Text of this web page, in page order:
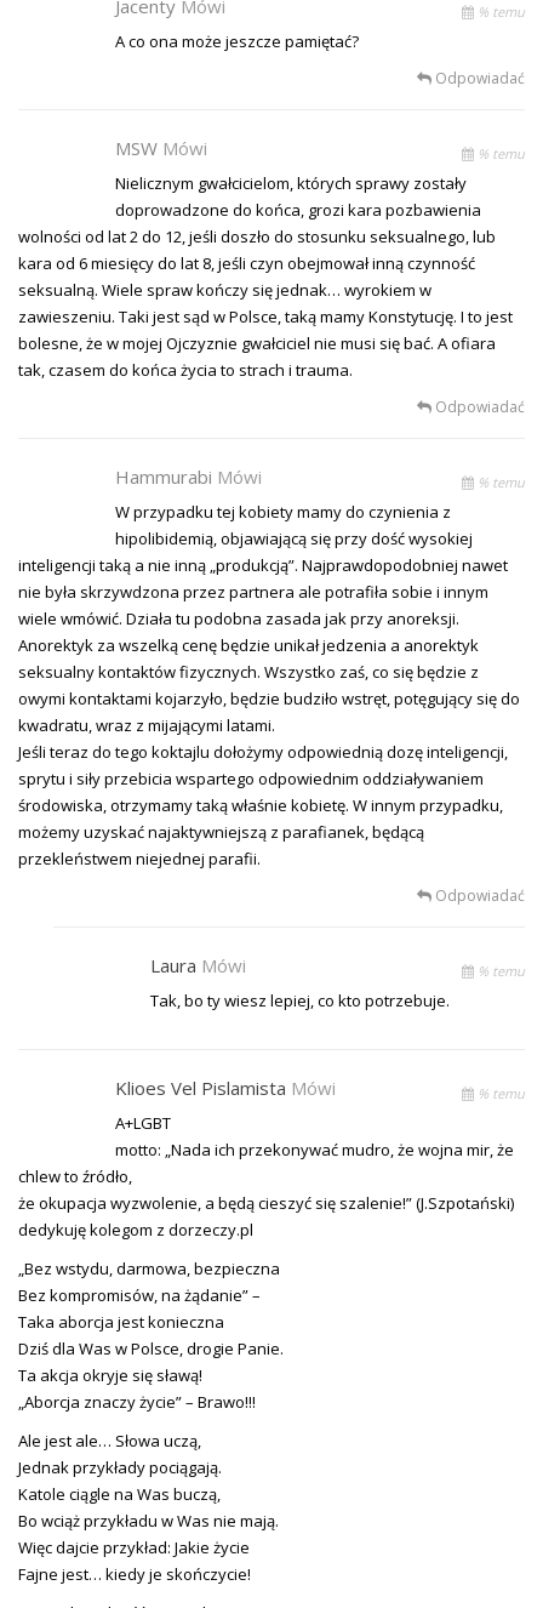
Jacenty Mówi % temu
A co ona może jeszcze pamiętać?
Odpowiadać
MSW Mówi % temu
Nielicznym gwałcicielom, których sprawy zostały
doprowadzone do końca, grozi kara pozbawienia
wolności od lat 2 do 12, jeśli doszło do stosunku seksualnego, lub
kara od 6 miesięcy do lat 8, jeśli czyn obejmował inną czynność
seksualną. Wiele spraw kończy się jednak… wyrokiem w
zawieszeniu. Taki jest sąd w Polsce, taką mamy Konstytucję. I to jest
bolesne, że w mojej Ojczyznie gwałciciel nie musi się bać. A ofiara
tak, czasem do końca życia to strach i trauma.
Odpowiadać
Hammurabi Mówi % temu
W przypadku tej kobiety mamy do czynienia z
hipolibidemią, objawiającą się przy dość wysokiej
inteligencji taką a nie inną „produkcją”. Najprawdopodobniej nawet
nie była skrzywdzona przez partnera ale potrafiła sobie i innym
wiele wmówić. Działa tu podobna zasada jak przy anoreksji.
Anorektyk za wszelką cenę będzie unikał jedzenia a anorektyk
seksualny kontaktów fizycznych. Wszystko zaś, co się będzie z
owymi kontaktami kojarzyło, będzie budziło wstręt, potęgujący się do
kwadratu, wraz z mijającymi latami.
Jeśli teraz do tego koktajlu dołożymy odpowiednią dozę inteligencji,
sprytu i siły przebicia wspartego odpowiednim oddziaływaniem
środowiska, otrzymamy taką właśnie kobietę. W innym przypadku,
możemy uzyskać najaktywniejszą z parafianek, będącą
przekleństwem niejednej parafii.
Odpowiadać
Laura Mówi % temu
Tak, bo ty wiesz lepiej, co kto potrzebuje.
Klioes Vel Pislamista Mówi % temu
A+LGBT
motto: „Nada ich przekonywać mudro, że wojna mir, że
chlew to źródło,
że okupacja wyzwolenie, a będą cieszyć się szalenie!” (J.Szpotański)
dedykuję kolegom z dorzeczy.pl
„Bez wstydu, darmowa, bezpieczna
Bez kompromisów, na żądanie” –
Taka aborcja jest konieczna
Dziś dla Was w Polsce, drogie Panie.
Ta akcja okryje się sławą!
„Aborcja znaczy życie” – Brawo!!!
Ale jest ale… Słowa uczą,
Jednak przykłady pociągają.
Katole ciągle na Was buczą,
Bo wciąż przykładu w Was nie mają.
Więc dajcie przykład: Jakie życie
Fajne jest… kiedy je skończycie!